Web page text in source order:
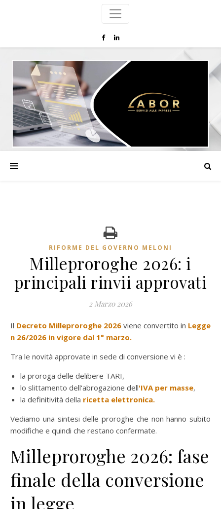
RIFORME DEL GOVERNO MELONI
Milleproroghe 2026: i
principali rinvii approvati
2 Marzo 2026
Il Decreto Milleproroghe 2026 viene convertito in Legge
n 26/2026 in vigore dal 1° marzo.
Tra le novità approvate in sede di conversione vi è :
la proroga delle delibere TARI,
lo slittamento dell'abrogazione dell'IVA per masse,
la definitività della ricetta elettronica.
Vediamo una sintesi delle proroghe che non hanno subito
modifiche e quindi che restano confermate.
Milleproroghe 2026: fase
finale della conversione
in legge